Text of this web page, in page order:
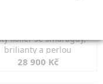
kolier se smaragdy,
brilianty a perlou
28 900 Kč